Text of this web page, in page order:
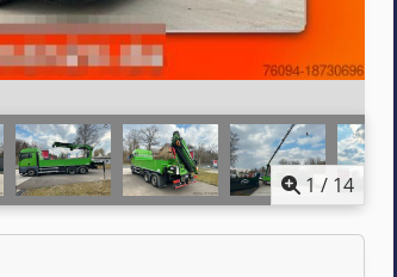
1 / 14